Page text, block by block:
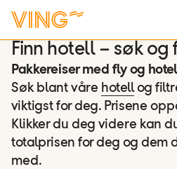
Finn hotell – søk og
Pakkereiser med fly og
Søk blant våre hotellog
viktigst for deg. Prisene
Klikker du deg videre kan
totalprisen for deg og dem
med.